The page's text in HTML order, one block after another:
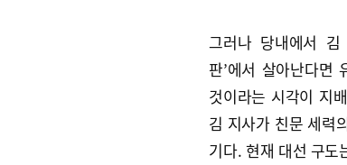
그러나 당내에서 김
판’에서 살아난다면
것이라는 시각이 지
김 지사가 친문 세력
기다. 현재 대선 구도